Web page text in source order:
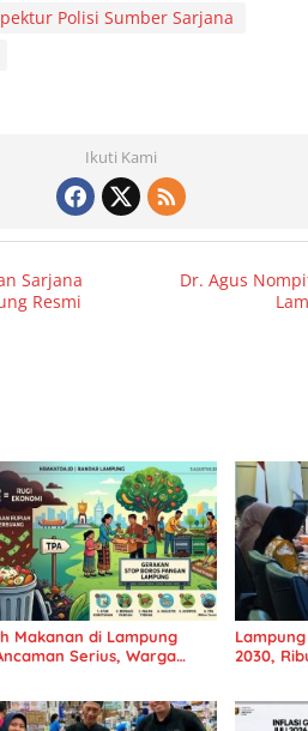
Polisi Sumber Sarjana
Ikuti Kami
Sarjana
Resmi
Dr. Agus
Makanan di Lampung
Serius, Warga
2030,